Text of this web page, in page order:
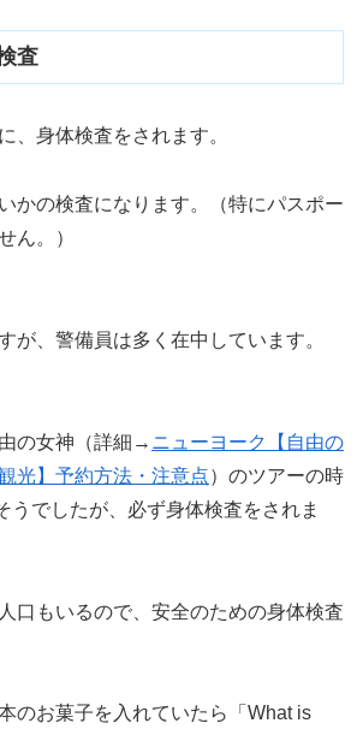
査
、身体検査をされます。
かの検査になります。（特にパスポー
ん。）
が、警備員は多く在中しています。
の女神（詳細→ ニューヨーク【自由の
光】予約方法・注意点）のツアーの時
うでしたが、必ず身体検査をされま
口もいるので、安全のための身体検査
のお菓子を入れていたら「What is